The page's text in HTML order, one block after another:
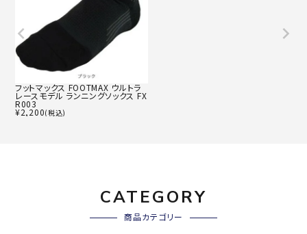
フットマックス FOOTMAX ウルトラ
レースモデル ランニングソックス FX
R003
¥2,200(税込)
CATEGORY
商品カテゴリー